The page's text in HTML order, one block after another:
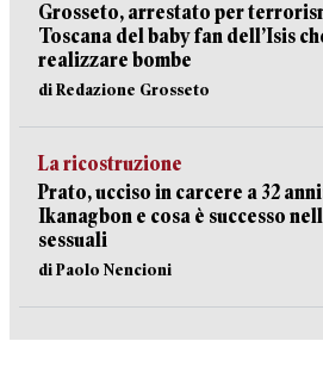
Grosseto, arrestato per
Toscana del baby fan dell’Isis
realizzare bombe
di Redazione Grosseto
La ricostruzione
Prato, ucciso in carcere a 32
Ikanagbon e cosa è successo
sessuali
di Paolo Nencioni